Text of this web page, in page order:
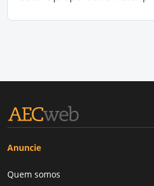
Anuncie
Quem somos